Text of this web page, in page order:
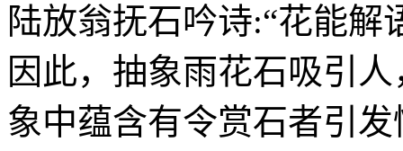
陆放翁抚石吟诗:“花能解
因此，抽象雨花石吸引
象中蕴含有令赏石者引